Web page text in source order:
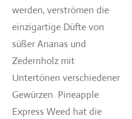
werden, verströmen die
einzigartige Düfte von
süßer Ananas und
Zedernholz mit
Untertönen verschiedener
Gewürzen. Pineapple
Express Weed hat die